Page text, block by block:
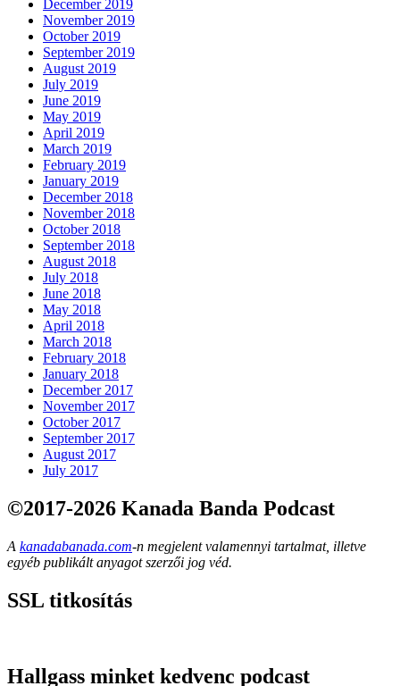
December 2019
November 2019
October 2019
September 2019
August 2019
July 2019
June 2019
May 2019
April 2019
March 2019
February 2019
January 2019
December 2018
November 2018
October 2018
September 2018
August 2018
July 2018
June 2018
May 2018
April 2018
March 2018
February 2018
January 2018
December 2017
November 2017
October 2017
September 2017
August 2017
July 2017
©2017-2026 Kanada Banda Podcast
A kanadabanada.com-n megjelent valamennyi tartalmat, illetve
egyéb publikált anyagot szerzői jog véd.
SSL titkosítás
Hallgass minket kedvenc podcast